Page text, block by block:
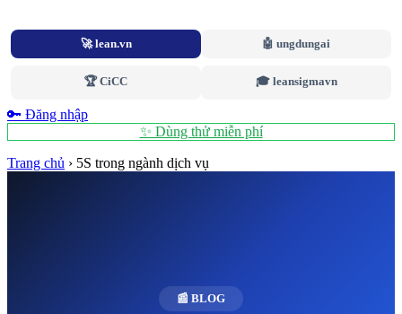
🚀 lean.vn 🤖 ungdungai
🏆 CiCC 🎓 leansigmavn
🔑 Đăng nhập
✨ Dùng thử miễn phí
Trang chủ › 5S trong ngành dịch vụ
📰 BLOG